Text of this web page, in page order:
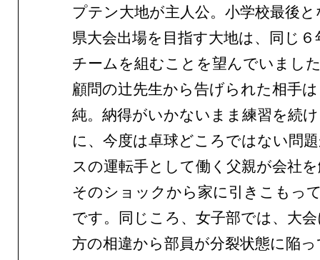
プテン大地が主人公。小学校最後
県大会出場を目指す大地は、同じ
チームを組むことを望んでいまし
顧問の辻先生から告げられた相手
純。納得がいかないまま練習を続
に、今度は卓球どころではない問
スの運転手として働く父親が会社
そのショックから家に引きこもっ
です。同じころ、女子部では、大
方の相違から部員が分裂状態に陥